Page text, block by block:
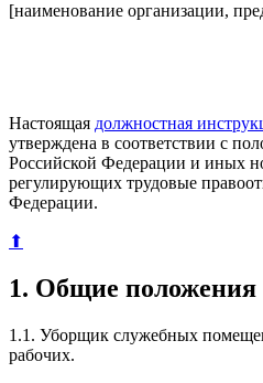
[наименование организации,
Настоящая должностная
утверждена в соответствии с
Российской Федерации и иных
регулирующих трудовые
Федерации.
⬆
1. Общие положения
1.1. Уборщик служебных
рабочих.